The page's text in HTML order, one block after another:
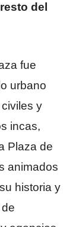
del
fue
urbano
y
incas,
Plaza de
animados
historia y